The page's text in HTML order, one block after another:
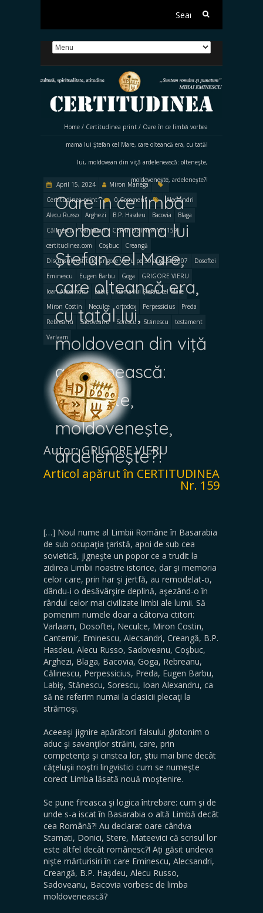
Search
Home / Certitudinea print / Oare în ce limbă vorbea
mama lui Ştefan cel Mare, care olteancă era, cu tatăl
lui, moldovean din viţă ardelenească: olteneşte,
moldoveneşte, ardeleneşte?!
Oare în ce limbă
vorbea mama lui
Ştefan cel Mare,
care olteancă era,
cu tatăl lui,
moldovean din viţă
ardelenească:
olteneşte,
moldoveneşte,
ardeleneşte?!
April 15, 2024
Miron Manega
Certitudinea print
0 Comment
Alecsandri
Alecu Russo
Arghezi B.P. Hasdeu Bacovia
Blaga
Călinescu
Cantemir
CERTITUDINEA Nr. 159
certitudinea.com
Coşbuc
Creangă
Discursul rostit de Grigore Vieru pe 30 august 2007
Dosoftei
Eminescu
Eugen Barbu Goga
GRIGORE VIERU
Ioan Alexandru
Labiş
mama lui Ştefan cel Mare
Miron Costin
Neculce ortodox Perpessicius
Preda
Rebreanu
Sadoveanu Sorescu Stănescu
testament
Varlaam
Autor: GRIGORE VIERU
Articol apărut în CERTITUDINEA
Nr. 159
[…] Noul nume al Limbii Române în Basarabia
de sub ocupaţia ţaristă, apoi de sub cea
sovietică, jigneşte un popor ce a trudit la
zidirea Limbii noastre istorice, dar şi memoria
celor care, prin har şi jertfă, au remodelat-o,
dându-i o desăvârşire deplină, aşezând-o în
rândul celor mai civilizate limbi ale lumii. Să
pomenim numele doar a câtorva ctitori:
Varlaam, Dosoftei, Neculce, Miron Costin,
Cantemir, Eminescu, Alecsandri, Creangă, B.P.
Hasdeu, Alecu Russo, Sadoveanu, Coşbuc,
Arghezi, Blaga, Bacovia, Goga, Rebreanu,
Călinescu, Perpessicius, Preda, Eugen Barbu,
Labiş, Stănescu, Sorescu, Ioan Alexandru, ca
să ne referim numai la clasicii plecaţi la
strămoşi.
Aceeaşi jignire apărătorii falsului glotonim o
aduc şi savanţilor străini, care, prin
competenţa şi cinstea lor, ştiu mai bine decât
căţeluşii noştri lingvistici cum se numeşte
corect Limba lăsată nouă moştenire.
Se pune fireasca şi logica întrebare: cum şi de
unde s-a iscat în Basarabia o altă Limbă decât
cea Română?! Au declarat oare cândva
Stamati, Donici, Stere, Mateevici că scrisul lor
este altfel decât românesc?! Aţi găsit undeva
nişte mărturisiri în care Eminescu, Alecsandri,
Creangă, B.P. Hașdeu, Alecu Russo,
Sadoveanu, Bacovia vorbesc de limba
moldovenească?